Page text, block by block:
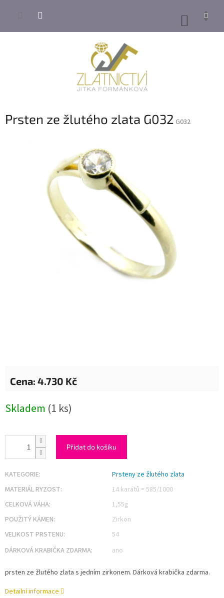
KOŠÍK
Prsten ze žlutého zlata G032 G032
4.730 Kč
cena:
Skladem (1 ks)
Přidat do košíku
KATEGORIE:
Prsteny ze žlutého zlata
MATERIÁL RYZOST:
14 karátů = 585/1000
CELKOVÁ VÁHA:
1,55g
POUŽITÝ KÁMEN:
Zirkon
VELIKOST PRSTENU:
54
DÁRKOVÁ KRABIČKA ZDARMA: ano
prsten ze žlutého zlata s jedním zirkonem. Dárková krabička zdarma.
Detailní informace